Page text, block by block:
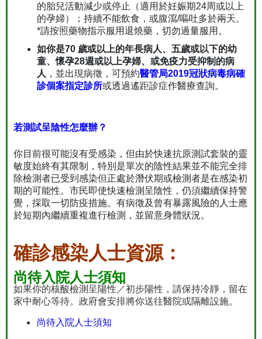
的胎兒活動減少或停止（適用於妊娠期24周或以上
的孕婦）；持續不能飲食，或腹瀉/嘔吐多於兩天。
*請按照藥物指示服用退燒藥，切勿過量服用。
如你是70 歲或以上的年長病人、五歲或以下的幼
童、懷孕28週或以上孕婦、或免疫力受抑制的病
人 ，並出現病徵，可預約醫管局2019冠狀病毒病確
診個案指定診所或透過遙距診症作醫療查詢。
若測試呈陰性怎麼辦？
你目前很可能沒有受感染，但由於快速抗原測試套裝的靈
敏度始終有其限制，特別是單次的陰性結果並不能完全排
除檢測者已受到感染但正處於潛伏期或檢測者是在感染初
期的可能性。市民即使快速檢測呈陰性，仍須繼續保持警
覺，採取一切防疫措施。有病徵及曾有暴露風險的人士應
於短期內繼續重複進行檢測，並留意身體狀況。
確診感染人士資源：
尚待入院人士須知
如果你的核酸檢測呈陽性／初步陽性，請保持冷靜，留在
家中耐心等待。政府會安排將你送往醫院或隔離設施。
尚待入院人士須知